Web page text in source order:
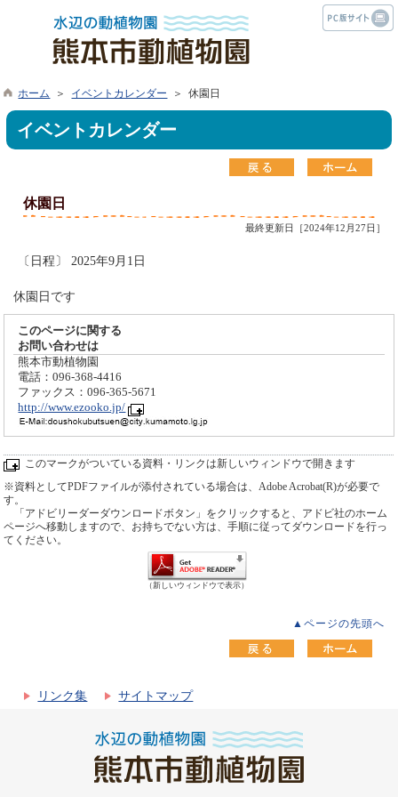
ホーム ＞ イベントカレンダー ＞ 休園日
イベントカレンダー
休園日
最終更新日［2024年12月27日］
〔日程〕 2025年9月1日
休園日です
このページに関する
お問い合わせは
熊本市動植物園
電話：096-368-4416
ファックス：096-365-5671
http://www.ezooko.jp/
このマークがついている資料・リンクは新しいウィンドウで開きます
※資料としてPDFファイルが添付されている場合は、Adobe Acrobat(R)が必要で
す。
「アドビリーダーダウンロードボタン」をクリックすると、アドビ社のホーム
ページへ移動しますので、お持ちでない方は、手順に従ってダウンロードを行っ
てください。
（新しいウィンドウで表示）
▲ページの先頭へ
リンク集 サイトマップ